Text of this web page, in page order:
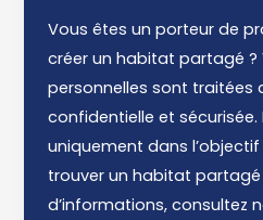
Vous êtes un porteur de
créer un habitat partagé ?
personnelles sont traitées
confidentielle et sécurisée.
uniquement dans
trouver un habitat partagé
d’informations, consultez